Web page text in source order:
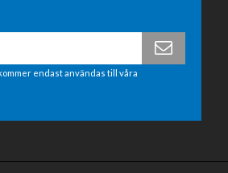
endast användas till våra